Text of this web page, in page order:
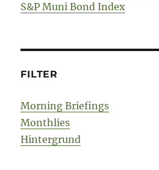
S&P Muni Bond Index
FILTER
Morning Briefings
Monthlies
Hintergrund